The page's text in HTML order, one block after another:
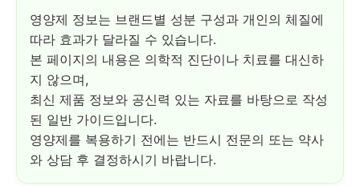
영양제 정보는 브랜드별 성분 구성과 개인의 체질에
따라 효과가 달라질 수 있습니다.
본 페이지의 내용은 의학적 진단이나 치료를 대신하
지 않으며,
최신 제품 정보와 공신력 있는 자료를 바탕으로 작성
된 일반 가이드입니다.
영양제를 복용하기 전에는 반드시 전문의 또는 약사
와 상담 후 결정하시기 바랍니다.